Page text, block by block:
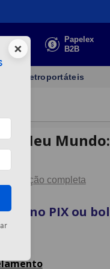
Faça sua
cotação
Papelex
B2B
Eletroportáteis
Meu
Descrição completa
no PIX ou
×